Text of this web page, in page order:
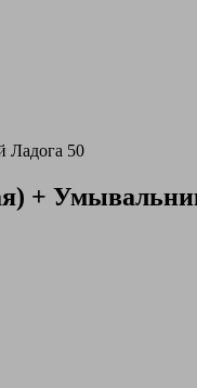
Ладога 50
+